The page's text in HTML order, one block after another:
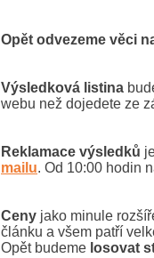
Opět odvezeme věci
Výsledková listina
webu než dojedete ze
Reklamace výsledků
mailu. Od 10:00 hodin
Ceny jako minule
článku a všem patří
Opět budeme losovat